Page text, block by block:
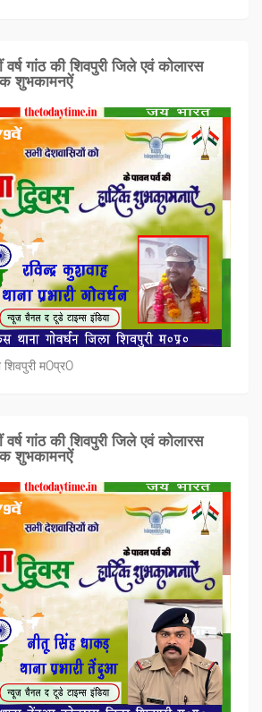
गांठ की शिवपुरी जिले एवं कोलारस
शुभकामनऐं
शिवपुरी म0प्र0
गांठ की शिवपुरी जिले एवं कोलारस
शुभकामनऐं